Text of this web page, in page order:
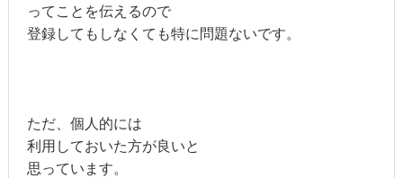
ってことを伝えるので
登録してもしなくても特に問題ないです。
ただ、個人的には
利用しておいた方が良いと
思っています。